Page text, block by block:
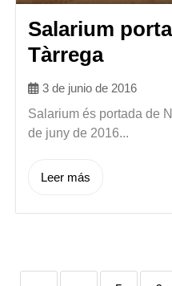
Salarium
Tàrrega
3 de junio de 2016
Salarium és portada de
de juny de 2016...
Leer más